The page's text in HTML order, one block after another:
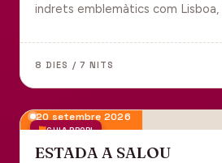
indrets emblemàtics com Lisboa,
tot inclòs per gaudir plenament
8 DIES / 7 NITS
GUIA PROPI
20 setembre 2026
ESTADA A SALOU